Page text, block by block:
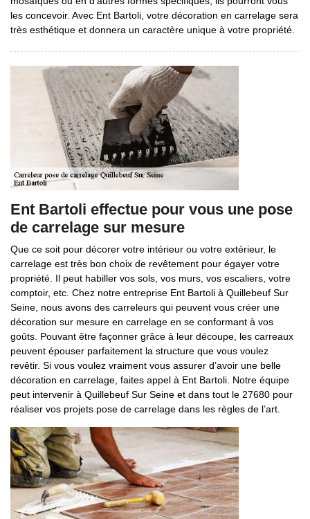
les concevoir. Avec Ent Bartoli, votre décoration en carrelage sera
très esthétique et donnera un caractère unique à votre propriété.
Ent Bartoli effectue pour vous une pose
de carrelage sur mesure
Que ce soit pour décorer votre intérieur ou votre extérieur, le
carrelage est très bon choix de revêtement pour égayer votre
propriété. Il peut habiller vos sols, vos murs, vos escaliers, votre
comptoir, etc. Chez notre entreprise Ent Bartoli à Quillebeuf Sur
Seine, nous avons des carreleurs qui peuvent vous créer une
décoration sur mesure en carrelage en se conformant à vos
goûts. Pouvant être façonner grâce à leur découpe, les carreaux
peuvent épouser parfaitement la structure que vous voulez
revêtir. Si vous voulez vraiment vous assurer d’avoir une belle
décoration en carrelage, faites appel à Ent Bartoli. Notre équipe
peut intervenir à Quillebeuf Sur Seine et dans tout le 27680 pour
réaliser vos projets pose de carrelage dans les règles de l’art.